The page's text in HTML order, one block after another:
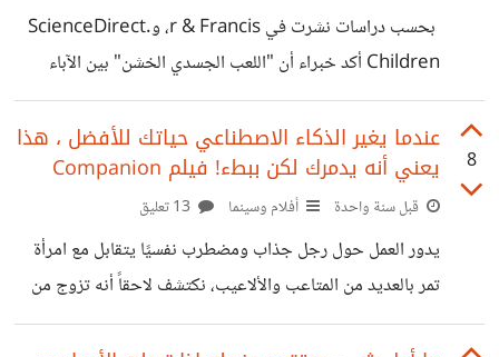
فيكسب 5000 أو 20000 جنيه، وهي إعلانات حقيقية
بالمناسبة ربما صادفتك أثناء تصفح بعض المواقع أو اللعب على
بحسب دراسات نشرت في r & Francis، وScienceDirect.
Children أكد خبراء أن "اللعب الجسدي الخشن" بين الآباء
والأبناء مثل المصارعة الخفيفة أو القفز على الأريكة وهو ما
يطلق عليه "rough-and-tumble" هذا من شأنه تعزيز ثقة
الطفل بنفسه وتقوية الروابط العائلية. و أن هذا النوع من اللعب
يساعد الأطفال على حل المشكلات، وفهم العدالة، وتفريغ التوتر،
ويزيد من مرونتهم العاطفية.بالبلدي (يخشنوا) وهناك أنواع
مختلفة من هذا اللعب مثل تظاهر الوالد أنه يدخل في جولات
8
عندما يغير الذكاء الاصطناعي حياتك للأفضل ، هذا
يعني أنه يدمرك لكن ببطء! فيلم Companion
قبل سنة واحدة أفلام وسينما
يدور العمل حول رجل جذاب ومضطرب نفسيًا يتقابل مع امرأة
تمر بالعديد من المتاعب والألاعيب، نكتشف لاحقاً أنه تزوج من
ربوت لذكاء اصطناعي متقدم دون علمه ؟ الفيلم يلمح لتعقيدات